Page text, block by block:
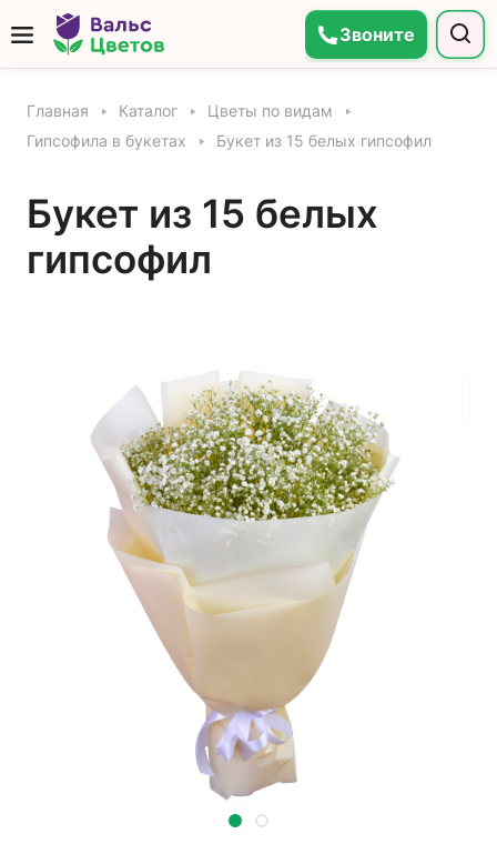
Звоните
Главная Каталог
Цветы по видам
Гипсофила в букетах
Букет из 15 белых гипсофил
Букет из 15 белых
гипсофил